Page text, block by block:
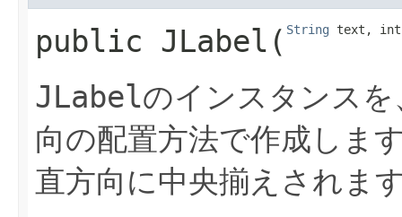
public JLabel ​( String text, int
JLabelのインスタンス
向の配置方法で作成しま
直方向に中央揃えされま